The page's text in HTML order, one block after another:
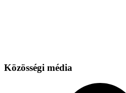
Közösségi média